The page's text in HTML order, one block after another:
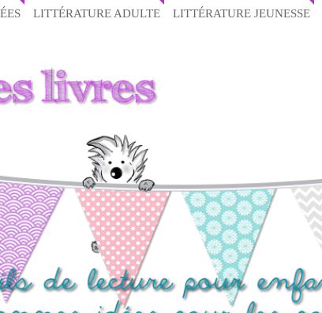
LITTÉRATURE ADULTE LITTÉRATURE JEUNESSE